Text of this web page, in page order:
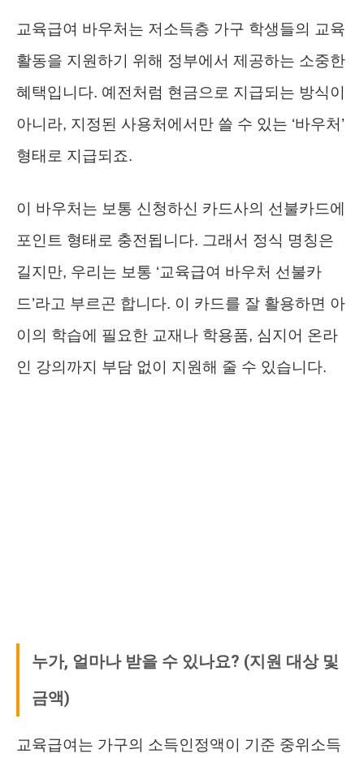
교육급여 바우처는 저소득층 가구 학생들의 교육
활동을 지원하기 위해 정부에서 제공하는 소중한
혜택입니다. 예전처럼 현금으로 지급되는 방식이
아니라, 지정된 사용처에서만 쓸 수 있는 ‘바우처’
형태로 지급되죠.
이 바우처는 보통 신청하신 카드사의 선불카드에
포인트 형태로 충전됩니다. 그래서 정식 명칭은
길지만, 우리는 보통 ‘교육급여 바우처 선불카
드’라고 부르곤 합니다. 이 카드를 잘 활용하면 아
이의 학습에 필요한 교재나 학용품, 심지어 온라
인 강의까지 부담 없이 지원해 줄 수 있습니다.
누가, 얼마나 받을 수 있나요? (지원 대상 및
금액)
교육급여는 가구의 소득인정액이 기준 중위소득